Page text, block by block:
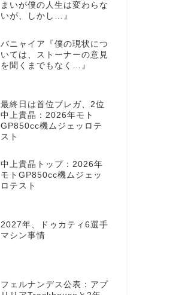
まいが僕の人生は変わらな
いが、しかし…』
バニャイア『僕の現状につ
いては、ストーナーの意見
を聞くまでもなく…』
最終日は首位ブレガ、2位
中上貴晶：2026年モト
GP850cc機ムジェッロテ
スト
中上貴晶トップ：2026年
モトGP850cc機ムジェッ
ロテスト
2027年、ドゥカティ6選手
マシン事情
フェルナンデス公表：アプ